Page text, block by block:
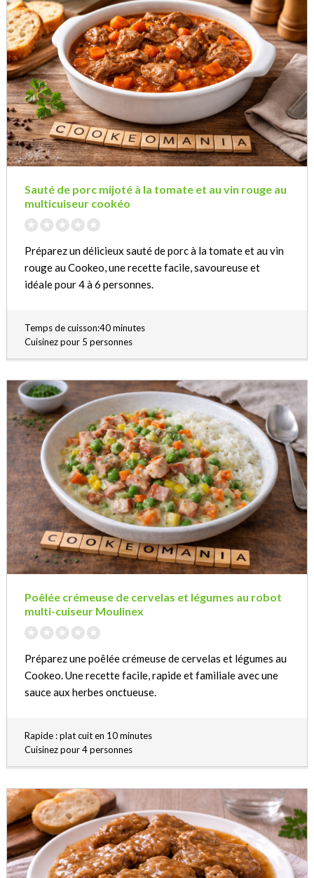
Sauté de porc mijoté à la tomate et au vin rouge au
multicuiseur cookéo
Préparez un délicieux sauté de porc à la tomate et au vin
rouge au Cookeo, une recette facile, savoureuse et
idéale pour 4 à 6 personnes.
Temps de cuisson:40 minutes
Cuisinez pour 5 personnes
Poêlée crémeuse de cervelas et légumes au robot
multi-cuiseur Moulinex
Préparez une poêlée crémeuse de cervelas et légumes au
Cookeo. Une recette facile, rapide et familiale avec une
sauce aux herbes onctueuse.
Rapide : plat cuit en 10 minutes
Cuisinez pour 4 personnes